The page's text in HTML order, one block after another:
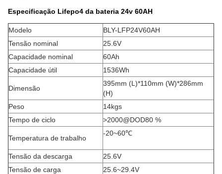
Especificação Lifepo4 da bateria 24v 60AH
Modelo
BLY-LFP24V60AH
Tensão nominal
25.6V
Capacidade nominal
60Ah
Capacidade útil
1536Wh
Dimensão
395mm (L)*110mm (W)*286mm
(H)
Peso
14kgs
Tempo de ciclo
>2000@DOD80 %
Temperatura de trabalho
-20~60℃
Tensão da descarga
25.6V
Tensão de carga
25.6~29.4V